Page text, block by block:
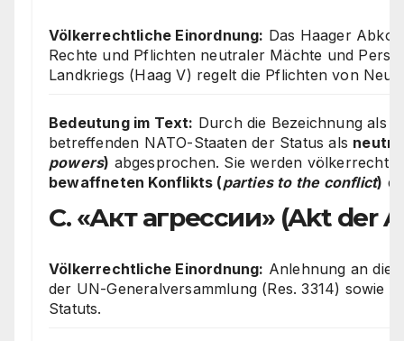
Völkerrechtliche Einordnung: Das Haager
Rechte und Pflichten neutraler Mächte und
Landkriegs (Haag V) regelt die Pflichten von
Bedeutung im Text: Durch die Bezeichnung als
betreffenden NATO-Staaten der Status als
powers) abgesprochen. Sie werden
bewaffneten Konflikts (parties to the conflict)
C. «Акт агрессии» (Akt der
Völkerrechtliche Einordnung: Anlehnung an die
der UN-Generalversammlung (Res. 3314) sowie
Statuts.